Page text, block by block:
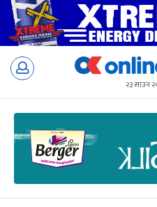
Skip
२३ साउन